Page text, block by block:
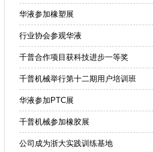
华液参加橡塑展
行业协会参观华液
千普合作项目获科技进步一等奖
千普机械举行第十二期用户培训班
华液参加PTC展
千普机械参加橡胶展
公司成为浙大实践训练基地